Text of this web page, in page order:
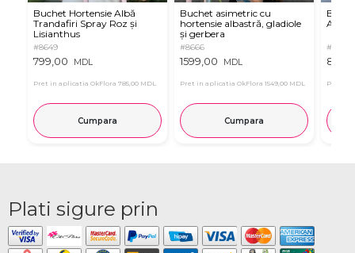
Buchet Hortensie Albă
Trandafiri Spray Roz și
Lisianthus
#8649
799,00 MDL
Pret in aplicatia OkFlora 785,00 MDL
Cumpara
Buchet asimetric cu
hortensie albastră, gladiole
și gerbera
#8666
1599,00 MDL
Pret in aplicatia OkFlora 1549,00 MDL
Cumpara
#8663
Pret in
Plati sigure prin